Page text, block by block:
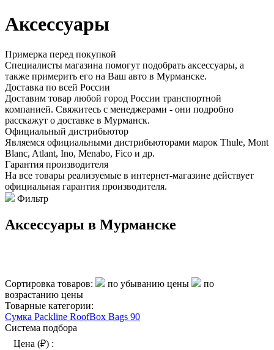
Аксессуары
Примерка перед покупкой
Специалисты магазина помогут подобрать аксессуары, а
также примерить его на Ваш авто в Мурманске.
Доставка по всей России
Доставим товар любой город России транспортной
компанией. Свяжитесь с менеджерами - они подробно
расскажут о доставке в Мурманск.
Официальный дистрибьютор
Являемся официальными дистрибьюторами марок Thule, Mont
Blanc, Atlant, Ino, Menabo, Fico и др.
Гарантия производителя
На все товары реализуемые в интернет-магазине действует
официальная гарантия производителя.
Фильтр
Аксессуары в Мурманске
Сортировка товаров: по убыванию цены
по
возрастанию цены
Товарные категории:
Сумка Packline RoofBox Bags 90
Система подбора
Цена (₽) :